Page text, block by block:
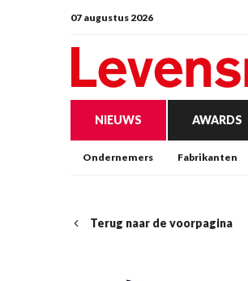
07 augustus 2026
NIEUWS AWARDS
Ondernemers Fabrikanten
Terug naar de voorpagina